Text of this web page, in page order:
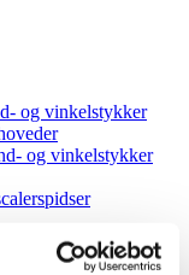
og vinkelstykker
og vinkelstykker
og vinkelstykker
KaVo